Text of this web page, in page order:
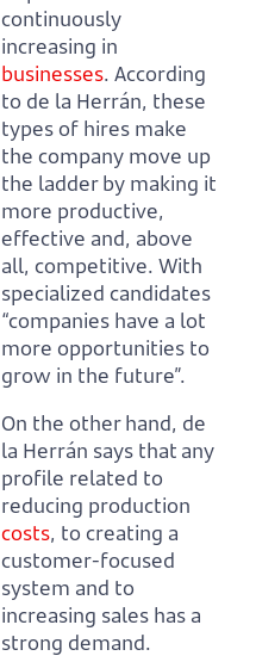
continuously
increasing in
businesses. According
to de la Herrán, these
types of hires make
the company move up
the ladder by making it
more productive,
effective and, above
all, competitive. With
specialized candidates
“companies have a lot
more opportunities to
grow in the future”.
On the other hand, de
la Herrán says that any
profile related to
reducing production
costs, to creating a
customer-focused
system and to
increasing sales has a
strong demand.